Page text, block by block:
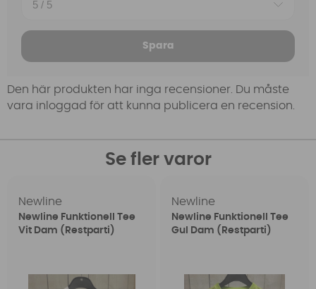
Spara
Den här produkten har inga recensioner. Du måste
vara inloggad för att kunna publicera en recension.
Se fler varor
Newline
Newline Funktionell Tee
Vit Dam (Restparti)
Newline
Newline Funktionell Tee
Gul Dam (Restparti)